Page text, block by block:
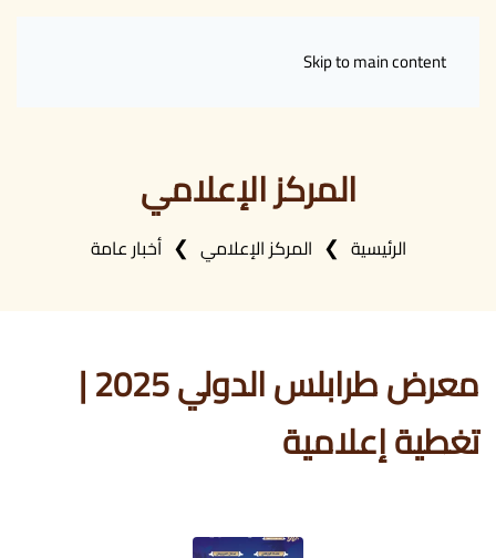
Skip to main content
المركز الإعلامي
الرئيسية المركز الإعلامي أخبار عامة
معرض طرابلس الدولي 2025 |
تغطية إعلامية